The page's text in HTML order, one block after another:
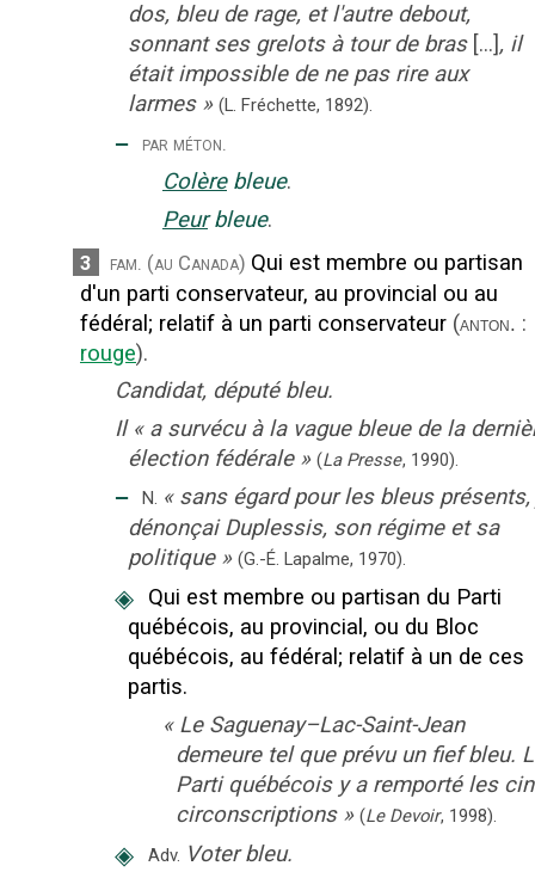
dos, bleu de rage, et l'autre debout,
sonnant ses grelots à tour de bras [...], il
était impossible de ne pas rire aux
larmes » (L. Fréchette, 1892).
‒ par méton.
Colère bleue.
Peur bleue.
3 fam. (au Canada) Qui est membre ou partisan
d'un parti conservateur, au provincial ou au
fédéral ; relatif à un parti conservateur (anton. :
rouge).
Candidat, député bleu.
Il « a survécu à la vague bleue de la
élection fédérale » (La Presse, 1990).
‒ N. « sans égard pour les bleus présents,
dénonçai Duplessis, son régime et sa
politique » (G.-É. Lapalme, 1970).
◈ Qui est membre ou partisan du Parti
québécois, au provincial, ou du Bloc
québécois, au fédéral; relatif à un de ces
partis.
« Le Saguenay–Lac-Saint-Jean
demeure tel que prévu un fief bleu.
Parti québécois y a remporté les
circonscriptions » (Le Devoir, 1998).
◈ Adv. Voter bleu.